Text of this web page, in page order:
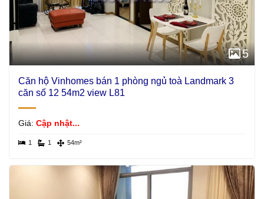
5
Căn hộ Vinhomes bán 1 phòng ngủ toà Landmark 3
căn số 12 54m2 view L81
Giá: Cập nhật...
1 1 54m²